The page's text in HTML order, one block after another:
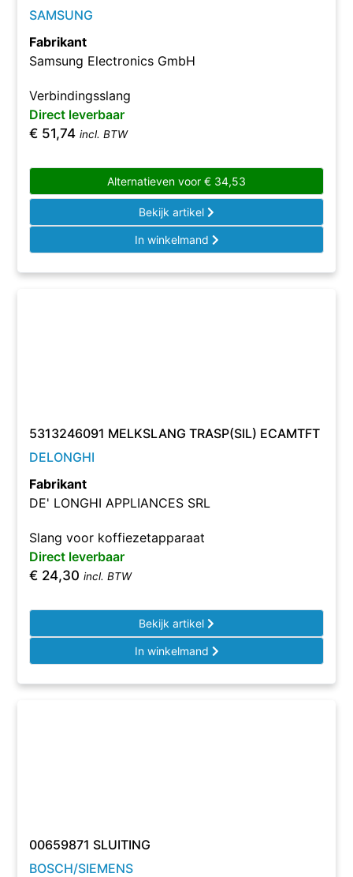
SAMSUNG
Fabrikant
Samsung Electronics GmbH
Verbindingsslang
Direct leverbaar
€ 51,74 incl. BTW
Alternatieven voor € 34,53
Bekijk artikel
In winkelmand
5313246091 MELKSLANG TRASP(SIL) ECAMTFT
DELONGHI
Fabrikant
DE' LONGHI APPLIANCES SRL
Slang voor koffiezetapparaat
Direct leverbaar
€ 24,30 incl. BTW
Bekijk artikel
In winkelmand
00659871 SLUITING
BOSCH/SIEMENS